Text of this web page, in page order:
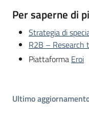
Per saperne di
Strategia di
R2B – Research
Piattaforma Eroi
Ultimo